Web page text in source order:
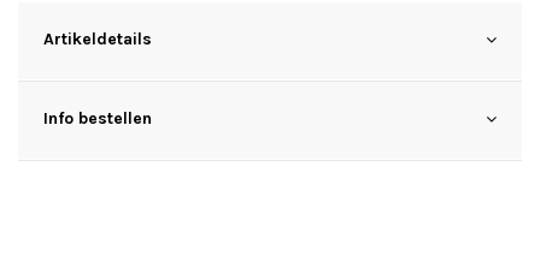
Artikeldetails
Info bestellen